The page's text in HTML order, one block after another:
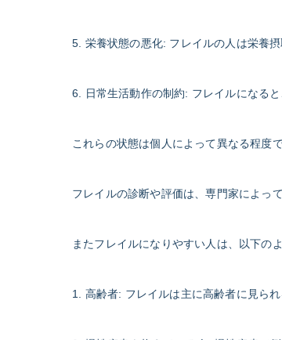
5. 栄養状態の悪化: フレイルの人は栄養
6. 日常生活動作の制約: フレイルになる
これらの状態は個人によって異なる程度
フレイルの診断や評価は、専門家によっ
またフレイルになりやすい人は、以下の
1. 高齢者: フレイルは主に高齢者に見ら